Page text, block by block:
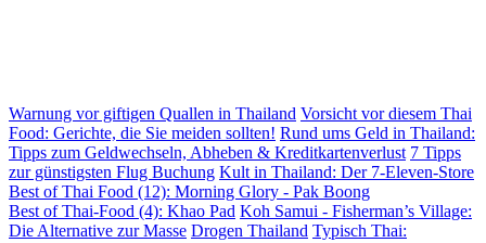
Warnung vor giftigen Quallen in Thailand Vorsicht vor diesem Thai
Food: Gerichte, die Sie meiden sollten! Rund ums Geld in Thailand:
Tipps zum Geldwechseln, Abheben & Kreditkartenverlust 7 Tipps
zur günstigsten Flug Buchung Kult in Thailand: Der 7-Eleven-Store
Best of Thai Food (12): Morning Glory - Pak Boong
Best of Thai-Food (4): Khao Pad Koh Samui - Fisherman’s Village:
Die Alternative zur Masse Drogen Thailand Typisch Thai: